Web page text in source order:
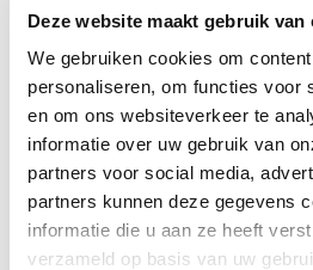
Deze website maakt gebruik van
We gebruiken cookies om
personaliseren, om functies voor
en om ons websiteverkeer te
informatie over uw gebruik van
partners voor social media,
partners kunnen deze gegevens
informatie die u aan ze heeft
verzameld op basis van uw
further, we’d like to refer you
krantenbezorgen.nl website.
sign up to deliver
Brabant.
We hope you can get started
the best of luck! 🚴‍♂️💨